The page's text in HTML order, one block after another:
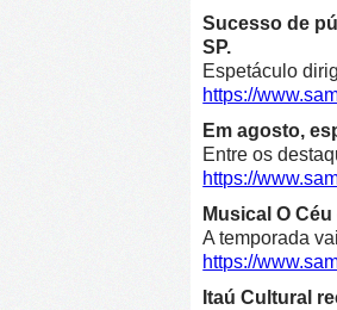
Sucesso de
SP.
Espetáculo
https://
Em agosto,
Entre os
https://
Musical O
A temporada
https://
Itaú Cultural